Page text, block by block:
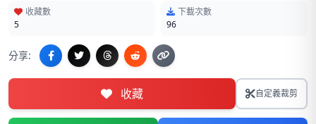
收藏數
5
下載次數
96
分享:
收藏 自定義裁剪